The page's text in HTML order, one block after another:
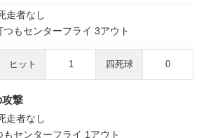
走者なし
もセンターフライ 3アウト
ヒット 1 四死球 0
撃
走者なし
センターフライ 1アウト